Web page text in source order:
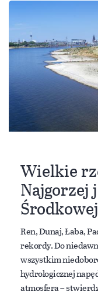
Wielkie
Najgorzej
Ren, Dunaj, Łaba,
rekordy. Do
wszystkim
hydrologicznej
atmosfera –